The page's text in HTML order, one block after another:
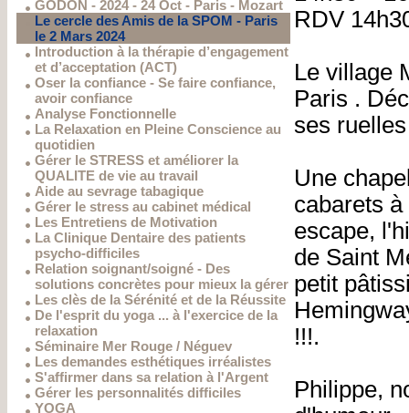
GODON - 2024 - 24 Oct - Paris - Mozart
Le cercle des Amis de la SPOM - Paris
le 2 Mars 2024
Introduction à la thérapie d’engagement
et d’acceptation (ACT)
Oser la confiance - Se faire confiance,
avoir confiance
Analyse Fonctionnelle
La Relaxation en Pleine Conscience au
quotidien
Gérer le STRESS et améliorer la
QUALITE de vie au travail
Aide au sevrage tabagique
Gérer le stress au cabinet médical
Les Entretiens de Motivation
La Clinique Dentaire des patients
psycho-difficiles
Relation soignant/soigné - Des
solutions concrètes pour mieux la gérer
Les clès de la Sérénité et de la Réussite
De l'esprit du yoga ... à l'exercice de la
relaxation
Séminaire Mer Rouge / Néguev
Les demandes esthétiques irréalistes
S'affirmer dans sa relation à l'Argent
Gérer les personnalités difficiles
YOGA
RDV
Le village
Paris .
ses
Une
cabarets
escape,
de Saint
petit
!!!.
Philippe,